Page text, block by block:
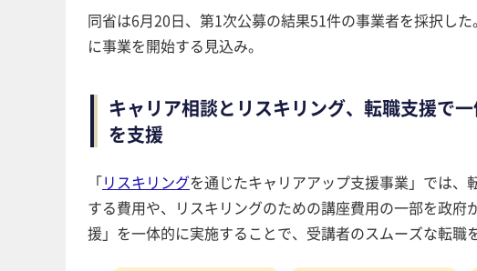
同省は6月20日、第1次公募の結果51件の事業者を採択し
に事業を開始する見込み。
キャリア相談とリスキリング、転職支援で
を支援
「リスキリングを通じたキャリアアップ支援事業」では
する費用や、リスキリングのための講座費用の一部を政
援」を一体的に実施することで、受講者のスムーズな転職